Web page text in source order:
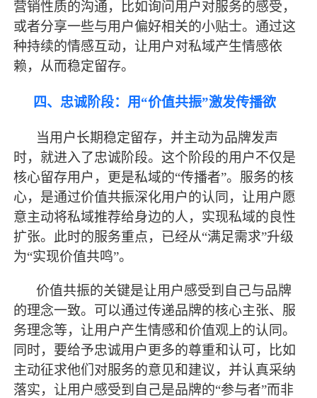
营销性质的沟通，比如询问用户对服务的感受，
或者分享一些与用户偏好相关的小贴士。通过这
种持续的情感互动，让用户对私域产生情感依
赖，从而稳定留存。
四、忠诚阶段：用“价值共振”激发传播欲
当用户长期稳定留存，并主动为品牌发声
时，就进入了忠诚阶段。这个阶段的用户不仅是
核心留存用户，更是私域的“传播者”。服务的核
心，是通过价值共振深化用户的认同，让用户愿
意主动将私域推荐给身边的人，实现私域的良性
扩张。此时的服务重点，已经从“满足需求”升级
为“实现价值共鸣”。
价值共振的关键是让用户感受到自己与品牌
的理念一致。可以通过传递品牌的核心主张、服
务理念等，让用户产生情感和价值观上的认同。
同时，要给予忠诚用户更多的尊重和认可，比如
主动征求他们对服务的意见和建议，并认真采纳
落实，让用户感受到自己是品牌的“参与者”而非